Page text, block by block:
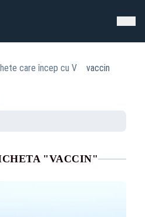
care încep cu V vaccin
"VACCIN"